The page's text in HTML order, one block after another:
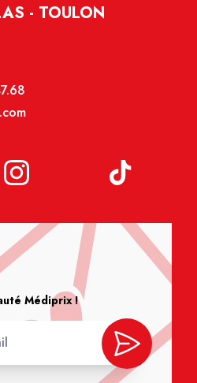
- TOULON
Médiprix !